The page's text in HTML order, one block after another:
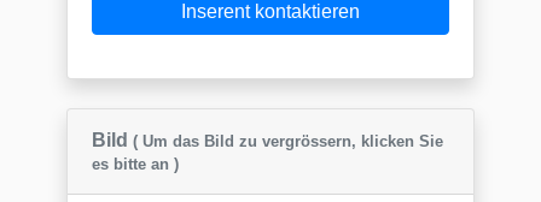
Inserent kontaktieren
Bild ( Um das Bild zu vergrössern, klicken Sie
es bitte an )